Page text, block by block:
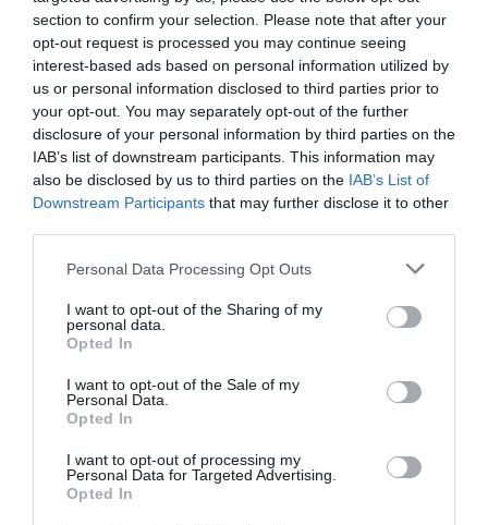
section to confirm your selection. Please note that after your
opt-out request is processed you may continue seeing
interest-based ads based on personal information utilized by
us or personal information disclosed to third parties prior to
your opt-out. You may separately opt-out of the further
disclosure of your personal information by third parties on the
IAB’s list of downstream participants. This information may
also be disclosed by us to third parties on the IAB’s List of
Downstream Participants that may further disclose it to other
Please note that this website/app uses one or more Google
not limited to your visit or usage behaviour. You may click to
grant or deny consent to Google and its third-party tags to
use your data for below specified purposes in below Google
consent section.
Personal Data Processing Opt Outs
I want to opt-out of the Sharing of my
personal data.
Opted In
I want to opt-out of the Sale of my
Personal Data.
Opted In
I want to opt-out of processing my
Personal Data for Targeted Advertising.
Opted In
Pastis Gascón
El mundo de las masas siempre me ha resultado extraordinario,
de hecho tengo dos debilidades; las masas hojaldradas y las masas
muy extensibles y elásticas. Esto no deja a un...
Eva 1 octubre, 2023